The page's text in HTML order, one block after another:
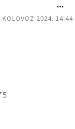
KOLOVOZ 2024. 14:44